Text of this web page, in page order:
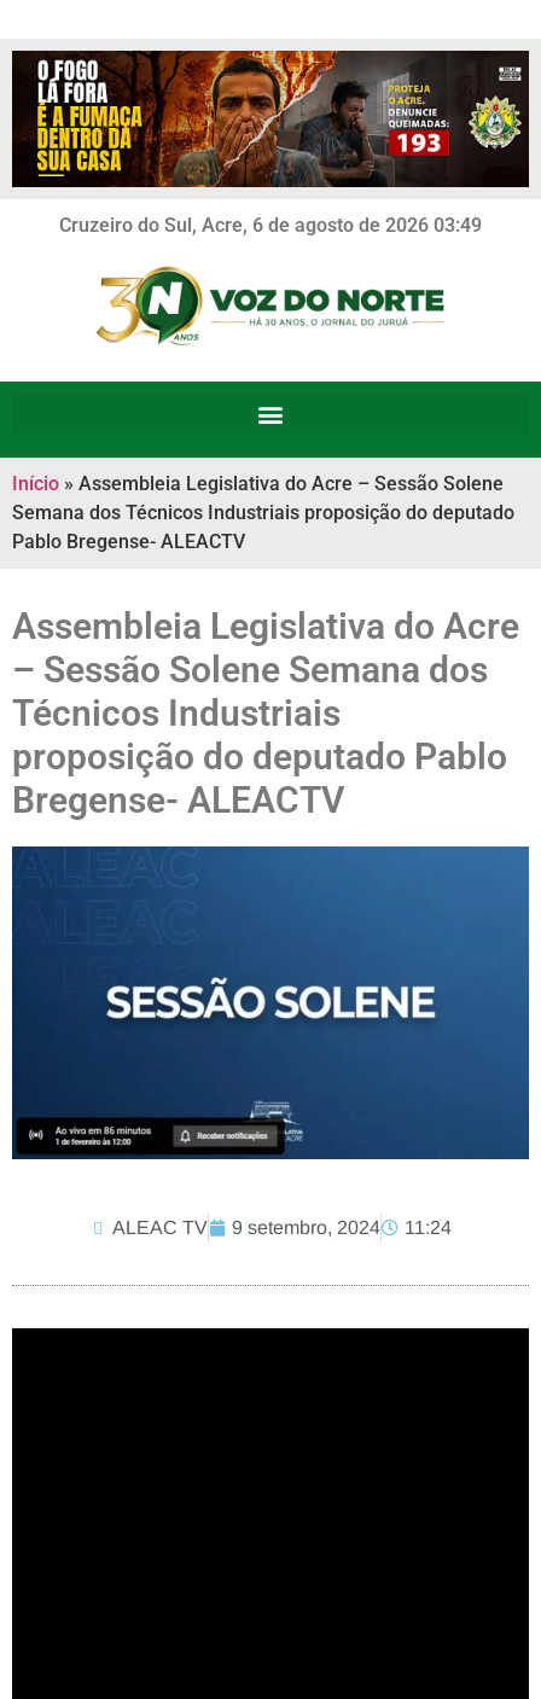
Cruzeiro do Sul, Acre, 6 de agosto de 2026 03:49
Início » Assembleia Legislativa do Acre – Sessão Solene
Semana dos Técnicos Industriais proposição do deputado
Pablo Bregense- ALEACTV
Assembleia Legislativa do Acre
– Sessão Solene Semana dos
Técnicos Industriais
proposição do deputado Pablo
Bregense- ALEACTV
ALEAC TV 9 setembro, 2024 11:24